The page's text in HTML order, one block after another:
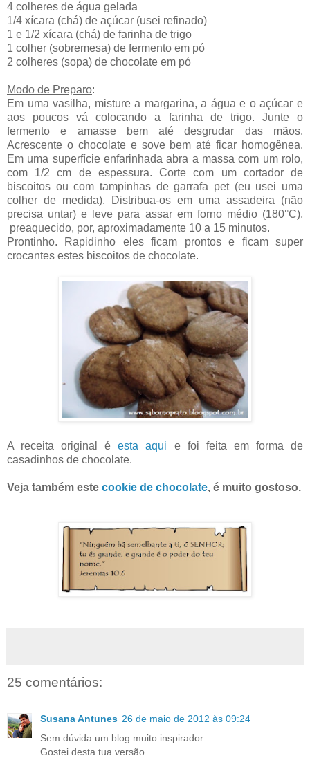
4 colheres de água gelada
1/4 xícara (chá) de açúcar (usei refinado)
1 e 1/2 xícara (chá) de farinha de trigo
1 colher (sobremesa) de fermento em pó
2 colheres (sopa) de chocolate em pó
Modo de Preparo:
Em uma vasilha, misture a margarina, a água e o açúcar e
aos poucos vá colocando a farinha de trigo. Junte o
fermento e amasse bem até desgrudar das mãos.
Acrescente o chocolate e sove bem até ficar homogênea.
Em uma superfície enfarinhada abra a massa com um rolo,
com 1/2 cm de espessura. Corte com um cortador de
biscoitos ou com tampinhas de garrafa pet (eu usei uma
colher de medida). Distribua-os em uma assadeira (não
precisa untar) e leve para assar em forno médio (180°C),
preaquecido, por, aproximadamente 10 a 15 minutos.
Prontinho. Rapidinho eles ficam prontos e ficam super
crocantes estes biscoitos de chocolate.
A receita original éesta aqui e foi feita em forma de
casadinhos de chocolate.
Veja também este cookie de chocolate, é muito gostoso.
25 comentários:
Susana Antunes 26 de maio de 2012 às 09:24
Sem dúvida um blog muito inspirador...
Gostei desta tua versão...